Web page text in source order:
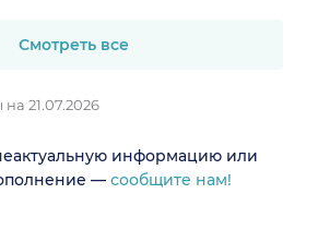
Смотреть все
21.07.2026
информацию или
— сообщите нам!